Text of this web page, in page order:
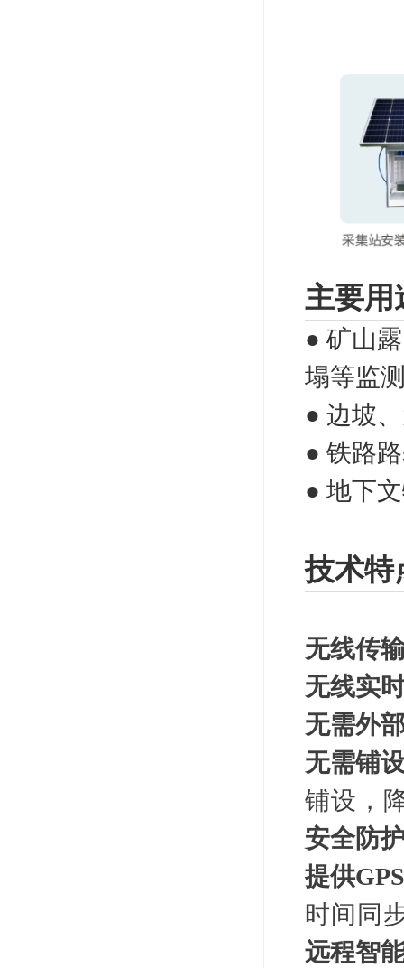
主要用
● 矿山
塌等监
● 边坡
● 铁路
● 地下
技术特
无线传
无线实
无需外
无需铺
铺设，
安全防
提供
时间同
远程智